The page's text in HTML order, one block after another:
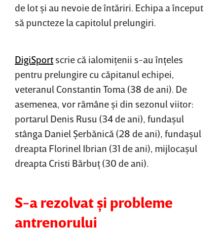
de lot şi au nevoie de întăriri. Echipa a început
să puncteze la capitolul prelungiri.
DigiSport scrie că ialomiţenii s-au înţeles
pentru prelungire cu căpitanul echipei,
veteranul Constantin Toma (38 de ani). De
asemenea, vor rămâne şi din sezonul viitor:
portarul Denis Rusu (34 de ani), fundaşul
stânga Daniel Şerbănică (28 de ani), fundaşul
dreapta Florinel Ibrian (31 de ani), mijlocaşul
dreapta Cristi Bărbuţ (30 de ani).
S-a rezolvat şi probleme
antrenorului